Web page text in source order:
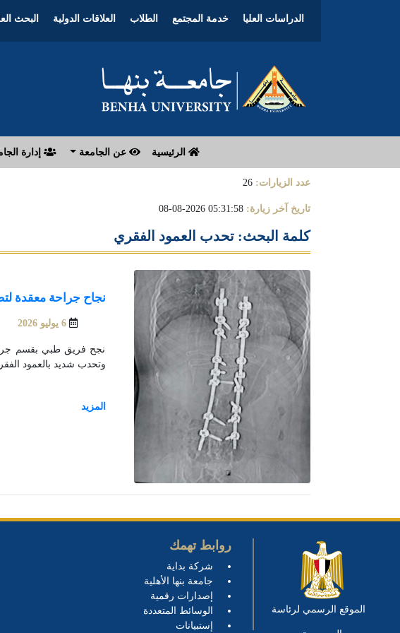
الدراسات العليا خدمة المجتمع الطلاب العلاقات الدولية البحث
الرئيسية عن الجامعة إدارة
عدد الزيارات: 26
تاريخ آخر زيارة: 05:31:58 2026-08-08
كلمة البحث: تحدب العمود الفقري
نجاح جراحة معقدة
6 يوليو 2026
نجح فريق طبي بقسم
وتحدب شديد بالعمود الفقري لفتاة تبلغ من العمر 14
الموقع الرسمي لرئاسة
روابط تهمك
شركة بداية
جامعة بنها الأهلية
إصدارات رقمية
الوسائط المتعددة
إستبيانات